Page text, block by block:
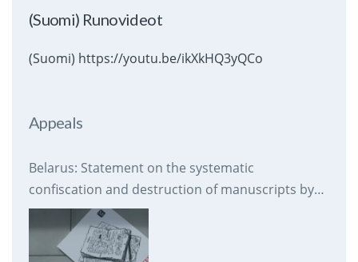
(Suomi) Runovideot
(Suomi) https://youtu.be/ikXkHQ3yQCo
Appeals
Belarus: Statement on the systematic
confiscation and destruction of manuscripts by
prison authorities